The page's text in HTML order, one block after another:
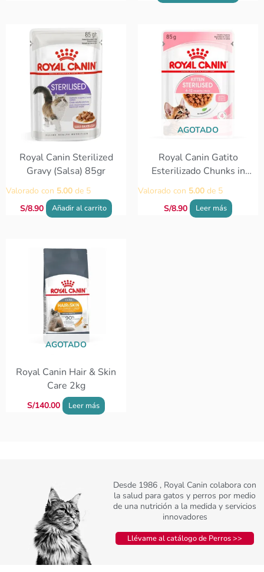
Royal Canin Sterilized
Gravy (Salsa) 85gr
Valorado con 5.00 de 5
S/8.90 Añadir al carrito
AGOTADO
Royal Canin Gatito
Esterilizado Chunks in
Gravy 85gr
Valorado con 5.00 de 5
S/8.90 Leer más
AGOTADO
Royal Canin Hair & Skin
Care 2kg
S/140.00 Leer más
Desde 1986 , Royal Canin colabora con
la salud para gatos y perros por medio
de una nutrición a la medida y servicios
innovadores
Llévame al catálogo de Perros >>